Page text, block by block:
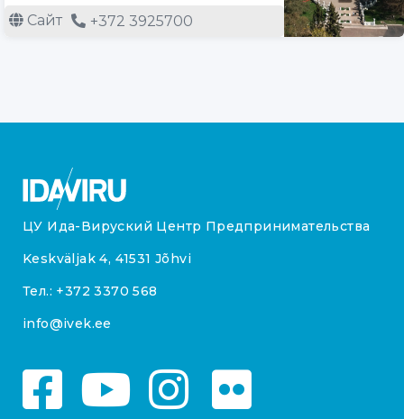
Сайт +372 3925700
ЦУ Ида-Вируский Центр Предпринимательства
Keskväljak 4, 41531 Jõhvi
Тел.: +372 3370 568
info@ivek.ee